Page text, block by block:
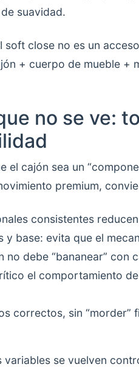
suavidad.
soft close no es un
+ cuerpo de mueble +
no se ve:
el cajón sea un
premium,
consistentes
y base: evita que el
no debe “bananear” con
el comportamiento
correctos, sin “morder”
se vuelven